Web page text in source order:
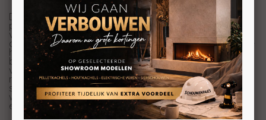
De Altech Torus Depot Hybride-e combineert de tijdloze
populariteit van de Torus met de voordelen van hybride
verwarmen. De kenmerkende harde lijnen en het
afgeronde front blijven behouden, terwijl een intelligente
hybride oplossing extra flexibiliteit toevoegt aan deze
bekende speksteenkachel. Het ingebouwde elektrische
verwarmingselement van 1 kW werkt naadloos samen
met de vertrouwde bediening waar de Torus om bekend
staat. U kunt stoken op hout, op elektriciteit of beide
warmtebronnen combineren voor maximaal comfort en
efficiëntie.